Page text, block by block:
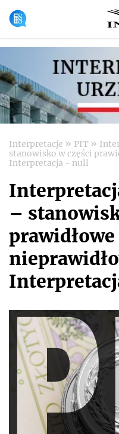
Interpretacje » PIT »
stanowisko w części
Interpretacja - null
–